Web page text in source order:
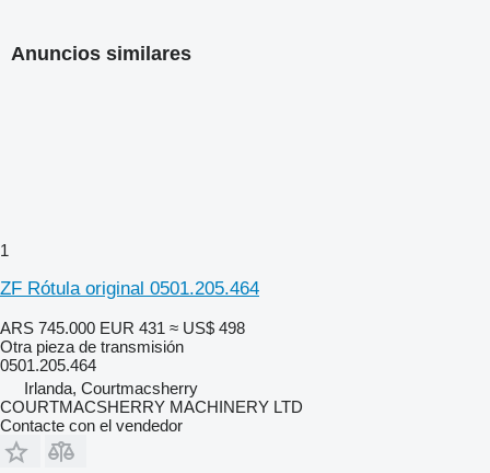
Anuncios similares
1
ZF Rótula original 0501.205.464
ARS 745.000 EUR 431 ≈ US$ 498
Otra pieza de transmisión
0501.205.464
Irlanda, Courtmacsherry
COURTMACSHERRY MACHINERY LTD
Contacte con el vendedor